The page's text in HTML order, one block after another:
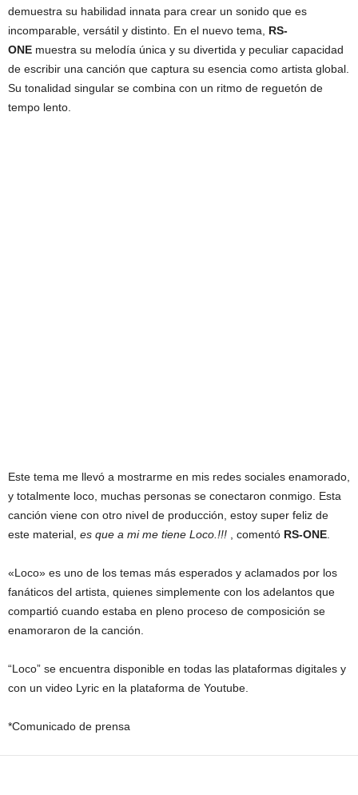
demuestra su habilidad innata para crear un sonido que es
incomparable, versátil y distinto. En el nuevo tema, RS-
ONE muestra su melodía única y su divertida y peculiar capacidad
de escribir una canción que captura su esencia como artista global.
Su tonalidad singular se combina con un ritmo de reguetón de
tempo lento.
Este tema me llevó a mostrarme en mis redes sociales enamorado,
y totalmente loco, muchas personas se conectaron conmigo. Esta
canción viene con otro nivel de producción, estoy super feliz de
este material, es que a mi me tiene Loco.!!! , comentó RS-ONE.
«Loco» es uno de los temas más esperados y aclamados por los
fanáticos del artista, quienes simplemente con los adelantos que
compartió cuando estaba en pleno proceso de composición se
enamoraron de la canción.
“Loco” se encuentra disponible en todas las plataformas digitales y
con un video Lyric en la plataforma de Youtube.
*Comunicado de prensa